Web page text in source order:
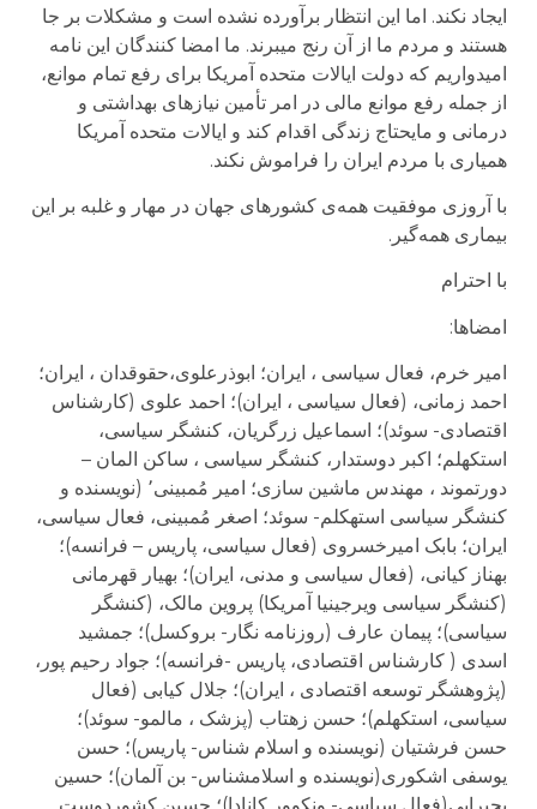
ایجاد نکند. اما این انتظار برآورده نشده است و مشکلات بر جا
هستند و مردم ما از آن رنج میبرند. ما امضا کنندگان این نامه
امیدواریم که دولت ایالات متحده آمریکا برای رفع تمام موانع،
از جمله رفع موانع مالی در امر تأمین نیازهای بهداشتی و
درمانی و مایحتاج زندگی اقدام کند و ایالات متحده آمریکا
همیاری با مردم ایران را فراموش نکند.
با آروزی موفقیت همه‌ی کشورهای جهان در مهار و غلبه بر این
بیماری همه‌گیر.
با احترام
امضاها:
امیر خرم، فعال سیاسی ، ایران؛ ابوذرعلوی،حقوقدان ، ایران؛
احمد زمانی، (فعال سیاسی ، ایران)؛ احمد علوی (کارشناس
اقتصادی- سوئد)؛ اسماعیل زرگریان، کنشگر سیاسی،
استکهلم؛ اکبر دوستدار، کنشگر سیاسی ، ساکن المان –
دورتموند ، مهندس ماشین سازی؛ امیر مُمبینی٬ (نویسنده و
کنشگر سیاسی استهکلم- سوئد؛ اصغر مُمبینی، فعال سیاسی،
ایران؛ بابک امیرخسروی (فعال سیاسی، پاریس – فرانسه)؛
بهناز کیانی، (فعال سیاسی و مدنی، ایران)؛ بهیار قهرمانی
(کنشگر سیاسی ویرجینیا آمریکا) پروین مالک، (کنشگر
سیاسی)؛ پیمان عارف (روزنامه نگار- بروکسل)؛ جمشید
اسدی ( کارشناس اقتصادی، پاریس -فرانسه)؛ جواد رحیم پور،
(پژوهشگر توسعه اقتصادی ، ایران)؛ جلال کیابی (فعال
سیاسی، استکهلم)؛ حسن زهتاب (پزشک ، مالمو- سوئد)؛
حسن فرشتیان (نویسنده و اسلام شناس- پاریس)؛ حسن
یوسفی اشکوری(نویسنده و اسلامشناس- بن آلمان)؛ حسین